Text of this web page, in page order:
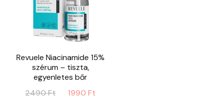
Revuele Niacinamide 15%
szérum – tiszta,
egyenletes bőr
2490Ft
Original
1990 Ft